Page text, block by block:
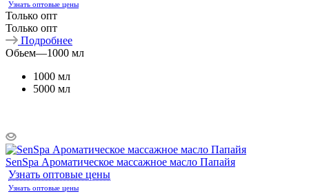
Узнать оптовые цены
Только опт
Только опт
Подробнее
Обьем—1000 мл
1000 мл
5000 мл
SenSpa Ароматическое массажное масло Папайя
Узнать оптовые цены
Узнать оптовые цены